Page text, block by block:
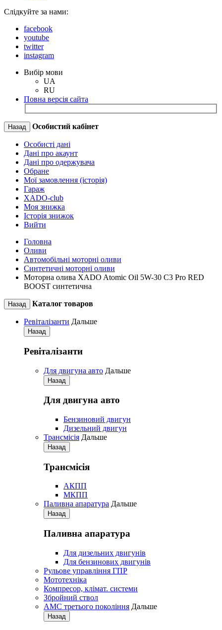
Слідкуйте за нами:
facebook
youtube
twitter
instagram
Вибір мови
UA
RU
Повна версія сайта
Назад Особистий кабінет
Особисті дані
Дані про акаунт
Дані про одержувача
Обране
Мої замовлення (історія)
Гараж
XADO-club
Моя знижка
Історія знижок
Вийти
Головна
Оливи
Автомобільні моторні оливи
Синтетичні моторні оливи
Моторна олива XADO Atomic Oil 5W-30 C3 Pro RED
BOOST синтетична
Назад Каталог товаров
Ревіталізанти Дальше
Назад
Ревіталізанти
Для двигуна авто Дальше
Назад
Для двигуна авто
Бензиновий двигун
Дизельний двигун
Трансмісія Дальше
Назад
Трансмісія
АКПП
МКПП
Паливна апаратура Дальше
Назад
Паливна апаратура
Для дизельних двигунів
Для бензинових двигунів
Рульове управління ГПР
Мототехніка
Компресор, клімат. системи
Збройний ствол
АМС третього покоління Дальше
Назад